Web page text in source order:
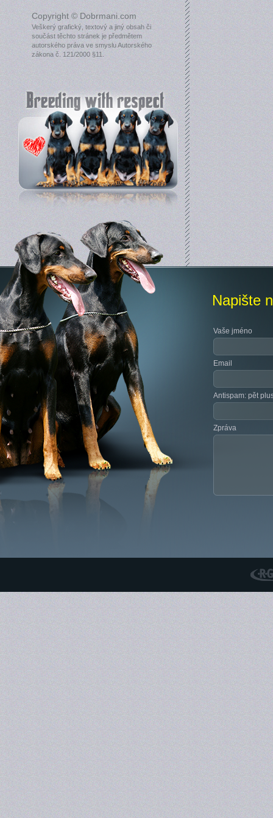
Copyright © Dobrmani.com
Veškerý grafický, textový a jiný obsah či
součást těchto stránek je předmětem
autorského práva ve smyslu Autorského
zákona č. 121/2000 §11.
Napište
Vaše jméno
Email
Antispam: pět
Zpráva